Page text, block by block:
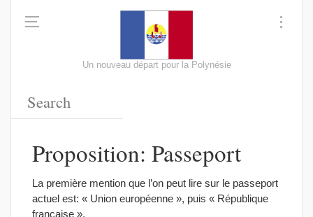
Un nouveau départ pour la Polynésie
Proposition: Passeport
La première mention que l’on peut lire sur le passeport
actuel est: « Union européenne », puis « République
française ».